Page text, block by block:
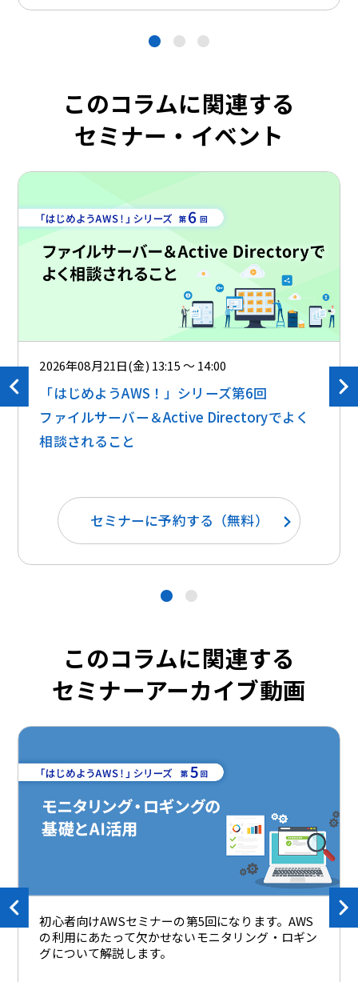
● ● ●
このコラムに関連する
セミナー・イベント
2026年08月21日(金) 13:15 ～ 14:00
「はじめようAWS！」シリーズ第6回
ファイルサーバー＆Active Directoryでよく
相談されること
セミナーに予約する（無料）
● ●
このコラムに関連する
セミナーアーカイブ動画
初心者向けAWSセミナーの第5回になります。AWS
の利用にあたって欠かせないモニタリング・ロギン
グについて解説します。